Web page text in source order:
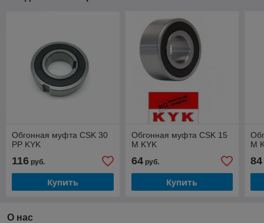
Обгонная муфта CSK 30
PP KYK
116 руб.
Купить
Обгонная муфта CSK 15
M KYK
64руб.
Купить
M
84
О нас